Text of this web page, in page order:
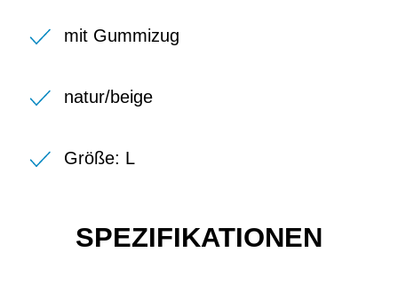
mit Gummizug
natur/beige
Größe: L
SPEZIFIKATIONEN